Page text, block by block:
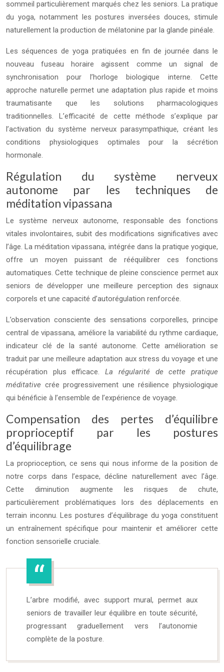
sommeil particulièrement marqués chez les seniors. La pratique
du yoga, notamment les postures inversées douces, stimule
naturellement la production de mélatonine par la glande pinéale.
Les séquences de yoga pratiquées en fin de journée dans le
nouveau fuseau horaire agissent comme un signal de
synchronisation pour l’horloge biologique interne. Cette
approche naturelle permet une adaptation plus rapide et moins
traumatisante que les solutions pharmacologiques
traditionnelles. L’efficacité de cette méthode s’explique par
l’activation du système nerveux parasympathique, créant les
conditions physiologiques optimales pour la sécrétion
hormonale.
Régulation du système nerveux
autonome par les techniques de
méditation vipassana
Le système nerveux autonome, responsable des fonctions
vitales involontaires, subit des modifications significatives avec
l’âge. La méditation vipassana, intégrée dans la pratique yogique,
offre un moyen puissant de rééquilibrer ces fonctions
automatiques. Cette technique de pleine conscience permet aux
seniors de développer une meilleure perception des signaux
corporels et une capacité d’autorégulation renforcée.
L’observation consciente des sensations corporelles, principe
central de vipassana, améliore la variabilité du rythme cardiaque,
indicateur clé de la santé autonome. Cette amélioration se
traduit par une meilleure adaptation aux stress du voyage et une
récupération plus efficace.La régularité de cette pratique
méditative crée progressivement une résilience physiologique
qui bénéficie à l’ensemble de l’expérience de voyage.
Compensation des pertes d’équilibre
proprioceptif par les postures
d’équilibrage
La proprioception, ce sens qui nous informe de la position de
notre corps dans l’espace, décline naturellement avec l’âge.
Cette diminution augmente les risques de chute,
particulièrement problématiques lors des déplacements en
terrain inconnu. Les postures d’équilibrage du yoga constituent
un entraînement spécifique pour maintenir et améliorer cette
fonction sensorielle cruciale.
L’arbre modifié, avec support mural, permet aux
seniors de travailler leur équilibre en toute sécurité,
progressant graduellement vers l’autonomie
complète de la posture.